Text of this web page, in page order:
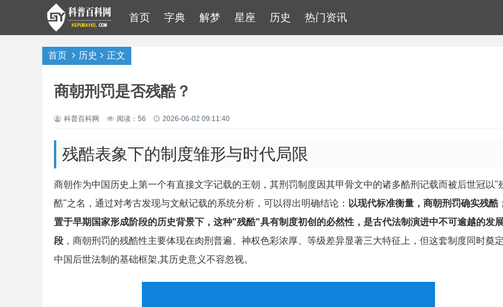
首页 字典 解梦 星座 历史 热门资讯
首页 历史 正文
商朝刑罚是否残酷？
科普百科网 阅读：56 2026-06-02 09:11:40
残酷表象下的制度雏形与时代局限
商朝作为中国历史上第一个有直接文字记载的王朝，其刑罚制度因其甲骨文中的诸多酷刑记载而被后世冠以"
酷"之名，通过对考古发现与文献记载的系统分析，可以得出明确结论： 以现代标准衡量，商朝刑罚确实残酷
置于早期国家形成阶段的历史背景下，这种"残酷"具有制度初创的必然性，是古代法制演进中不可逾越的发
段 ，商朝刑罚的残酷性主要体现在肉刑普遍、神权色彩浓厚、等级差异显著三大特征上，但这套制度同时奠
中国后世法制的基础框架,其历史意义不容忽视。